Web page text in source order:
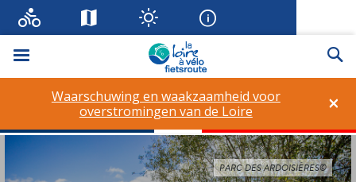
Menu
×
Waarschuwing en waakzaamheid voor
overstromingen van de Loire
PARC DES ARDOISIÈRES©